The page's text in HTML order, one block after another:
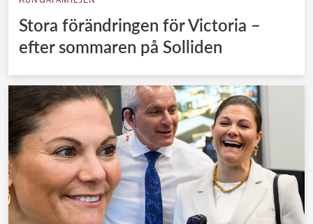
Stora förändringen för Victoria –
efter sommaren på Solliden